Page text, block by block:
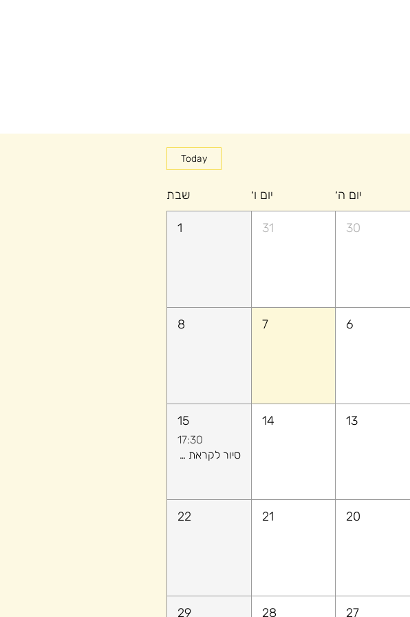
Today
יום ה׳ יום ו׳ שבת
30
31
1
6
7
8
13
14
15
17:30
סיור לקראת שקיעה ​- לגלות יחד את הקסם של יפו העתיקה
20
21
22
27
28
29